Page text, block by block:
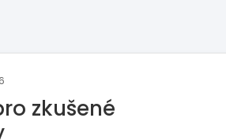
hledá master-